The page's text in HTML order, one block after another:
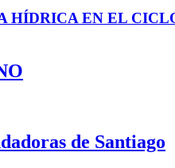
EN EL
de Santiago